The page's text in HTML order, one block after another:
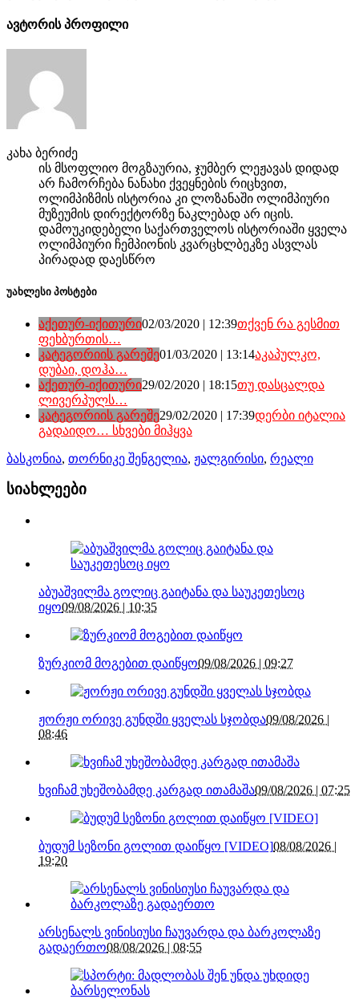
ავტორის პროფილი
კახა ბერიძე
ის მსოფლიო მოგზაურია, ჯუმბერ ლეჟავას დიდად
არ ჩამორჩება ნანახი ქვეყნების რიცხვით,
ოლიმპიზმის ისტორია კი ლოზანაში ოლიმპიური
მუზეუმის დირექტორზე ნაკლებად არ იცის.
დამოუკიდებელი საქართველოს ისტორიაში ყველა
ოლიმპიური ჩემპიონის კვარცხლბეკზე ასვლას
პირადად დაესწრო
უახლესი პოსტები
აქეთურ-იქითური02/03/2020 | 12:39თქვენ რა გესმით
ფეხბურთის…
კატეგორიის გარეშე01/03/2020 | 13:14აკაპულკო,
დუბაი, დოჰა…
აქეთურ-იქითური29/02/2020 | 18:15თუ დასცალდა
ლივერპულს…
კატეგორიის გარეშე29/02/2020 | 17:39დერბი იტალია
გადაიდო… სხვები მიჰყვა
ბასკონია, თორნიკე შენგელია, ჟალგირისი, რეალი
სიახლეები
აბუაშვილმა გოლიც გაიტანა და საუკეთესოც
იყო09/08/2026 | 10:35
ზურკიომ მოგებით დაიწყო09/08/2026 | 09:27
ჟორჟი ორივე გუნდში ყველას სჯობდა09/08/2026 |
08:46
ხვიჩამ უხეშობამდე კარგად ითამაშა09/08/2026 | 07:25
ბუდუმ სეზონი გოლით დაიწყო [VIDEO]08/08/2026 |
19:20
არსენალს ვინისიუსი ჩაუვარდა და ბარკოლაზე
გადაერთო08/08/2026 | 08:55